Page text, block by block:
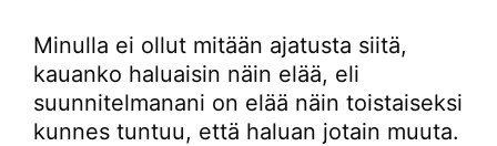
Minulla ei ollut mitään ajatusta siitä,
kauanko haluaisin näin elää, eli
suunnitelmanani on elää näin toistaiseksi
kunnes tuntuu, että haluan jotain muuta.